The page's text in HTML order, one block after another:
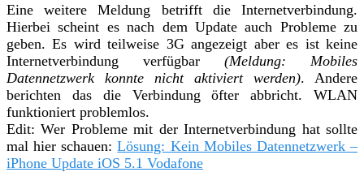
Eine weitere Meldung betrifft die Internetverbindung.
Hierbei scheint es nach dem Update auch Probleme zu
geben. Es wird teilweise 3G angezeigt aber es ist keine
Internetverbindung verfügbar (Meldung: Mobiles
Datennetzwerk konnte nicht aktiviert werden). Andere
berichten das die Verbindung öfter abbricht. WLAN
funktioniert problemlos.
Edit: Wer Probleme mit der Internetverbindung hat sollte
mal hier schauen:Lösung: Kein Mobiles Datennetzwerk –
iPhone Update iOS 5.1 Vodafone